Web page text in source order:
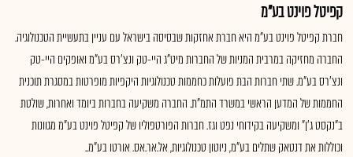
קפיטל פוינט בע"מ
חברת קפיטל פוינט בע"מ היא חברת אחזקות שבסיסה בישראל עם עניין בתעשיית הטכנולוגיה.
החברה מחזיקה במרבית המניות של החברות מיט"ג היי-טק ונצ’רס בע"מ ואופקים היי-טק
ונצ’רס בע"מ. שתי חברות הבת פועלות כחממות טכנולוגיות היקפיות מופרטות במסגרת תוכנית
החממות של המדען הראשי במשרד התמ"ת. החברה משקיעה בחברות ביומד ואחרות, שולטת
ב"נקסט ג'ן" ומשקיעה בקידוחי נפט וגז. חברות הפורטפוליו של קפיטל פוינט בע"מ מגוונות
וכוללות את דנטאק שתלים בע"מ, ניוטון טכנולוגיות, אל.אר.אס. אורטו בע"מ..